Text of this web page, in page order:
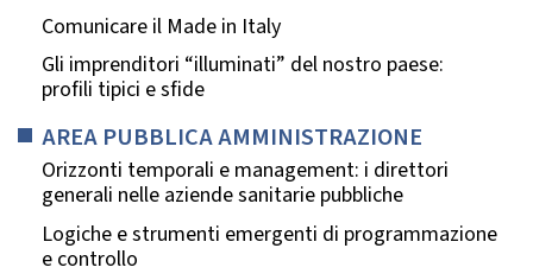
Comunicare il Made in Italy
Gli imprenditori “illuminati” del nostro paese:
profili tipici e sfide
AREA PUBBLICA AMMINISTRAZIONE
Orizzonti temporali e management: i direttori
generali nelle aziende sanitarie pubbliche
Logiche e strumenti emergenti di programmazione
e controllo